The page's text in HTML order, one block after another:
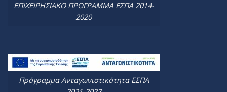
ΕΠΙΧΕΙΡΗΣΙΑΚΟ ΠΡΟΓΡΑΜΜΑ ΕΣΠΑ 2014-
2020
Πρόγραμμα Ανταγωνιστικότητα ΕΣΠΑ